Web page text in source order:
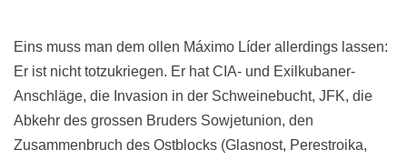
Eins muss man dem ollen Máximo Líder allerdings lassen:
Er ist nicht totzukriegen. Er hat CIA- und Exilkubaner-
Anschläge, die Invasion in der Schweinebucht, JFK, die
Abkehr des grossen Bruders Sowjetunion, den
Zusammenbruch des Ostblocks (Glasnost, Perestroika,